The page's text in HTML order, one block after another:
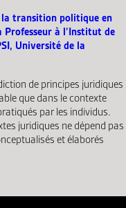
transition politique en
Professeur à l’Institut de
Université de la
de principes juridiques
que dans le contexte
par les individus.
juridiques ne dépend pas
et élaborés